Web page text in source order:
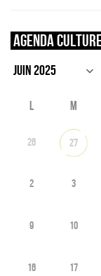
Agenda
L M
26 27
2 3
9 10
16 17